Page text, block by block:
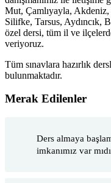
Mut, Çamlıyayla,
Silifke, Tarsus, Aydıncık,
özel dersi, tüm il ve
veriyoruz.
Tüm sınavlara hazırlık
bulunmaktadır.
Merak Edilenler
Ders almaya
imkanımız var